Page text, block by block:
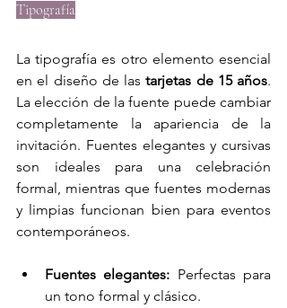
Tipografía
La tipografía es otro elemento esencial
en el diseño de las tarjetas de 15 años.
La elección de la fuente puede cambiar
completamente la apariencia de la
invitación. Fuentes elegantes y cursivas
son ideales para una celebración
formal, mientras que fuentes modernas
y limpias funcionan bien para eventos
contemporáneos.
Fuentes elegantes: Perfectas para
un tono formal y clásico.